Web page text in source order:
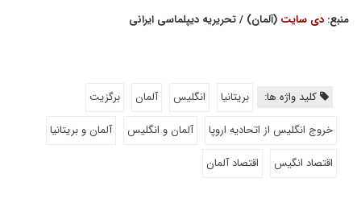
منبع: دی سایت (آلمان) / تحریریه دیپلماسی ایرانی
کلید واژه ها: بریتانیا انگلیس آلمان
برگزیت
خروج انگلیس از اتحادیه اروپا
آلمان و انگلیس
آلمان و بریتانیا
اقتصاد انگیس
اقتصاد آلمان